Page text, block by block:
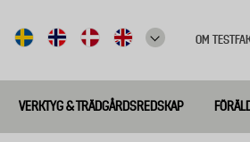
meny
OM
VERKTYG & TRÄDGÅRDSREDSKAP